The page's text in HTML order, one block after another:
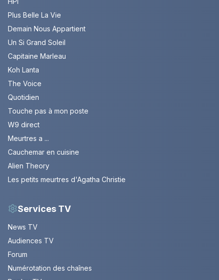
Plus Belle La Vie
Demain Nous Appartient
Un Si Grand Soleil
Capitaine Marleau
Koh Lanta
The Voice
Quotidien
Touche pas à mon poste
W9 direct
Meurtres a ...
Cauchemar en cuisine
Alien Theory
Les petits meurtres d'Agatha Christie
Services TV
News TV
Audiences TV
Forum
Numérotation des chaînes